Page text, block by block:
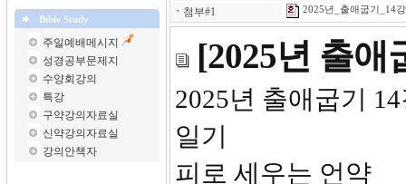
Bible Study
주일예배메시지
성경공부문제지
수양회강의
특강
구약강의자료실
신약강의자료실
강의안책자
ㆍ 첨부#1 2025년_출애굽기_14
[2025년 출애
2025년
일기
피로 세우는 언약